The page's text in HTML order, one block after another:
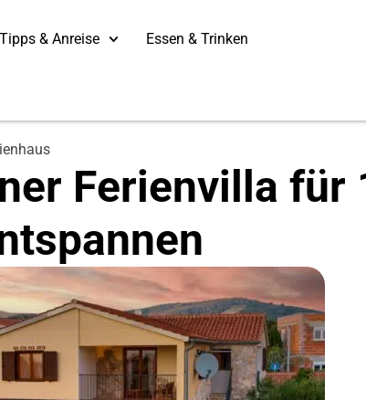
Tipps & Anreise Essen & Trinken
Ferienvilla für